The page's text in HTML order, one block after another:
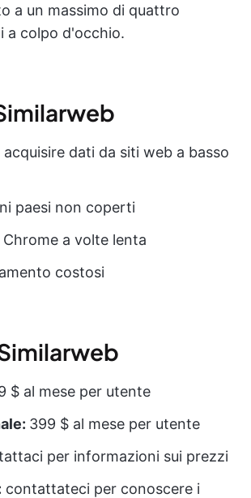
a un massimo di quattro
a colpo d'occhio.
acquisire dati da siti web a basso
paesi non coperti
Chrome a volte lenta
costosi
$ al mese per utente
399 $ al mese per utente
per informazioni sui prezzi
contattateci per conoscere i